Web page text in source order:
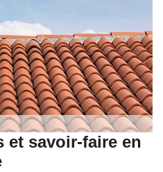
et savoir-faire en